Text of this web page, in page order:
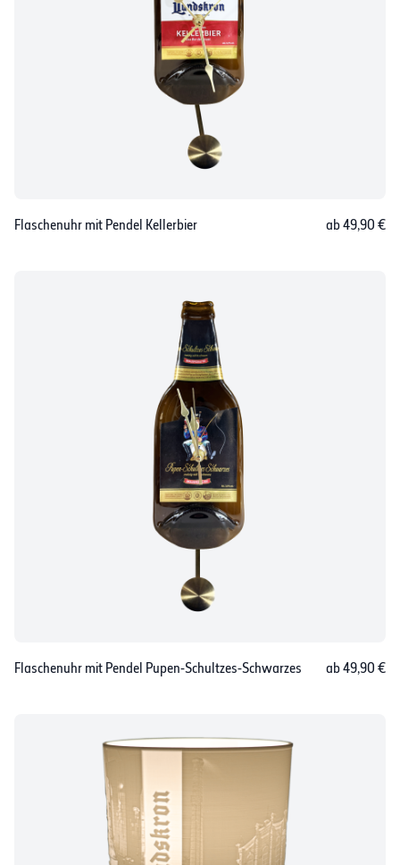
Flaschenuhr mit Pendel Kellerbier ab 49,90 €
Flaschenuhr mit Pendel Pupen-Schultzes-Schwarzes ab 49,90 €